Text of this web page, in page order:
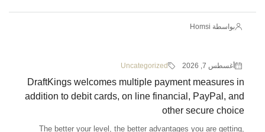
بواسطة Homsi
أغسطس 7, 2026 Uncategorized
DraftKings welcomes multiple payment measures in
addition to debit cards, on line financial, PayPal, and
other secure choice
The better your level, the better advantages you are getting,